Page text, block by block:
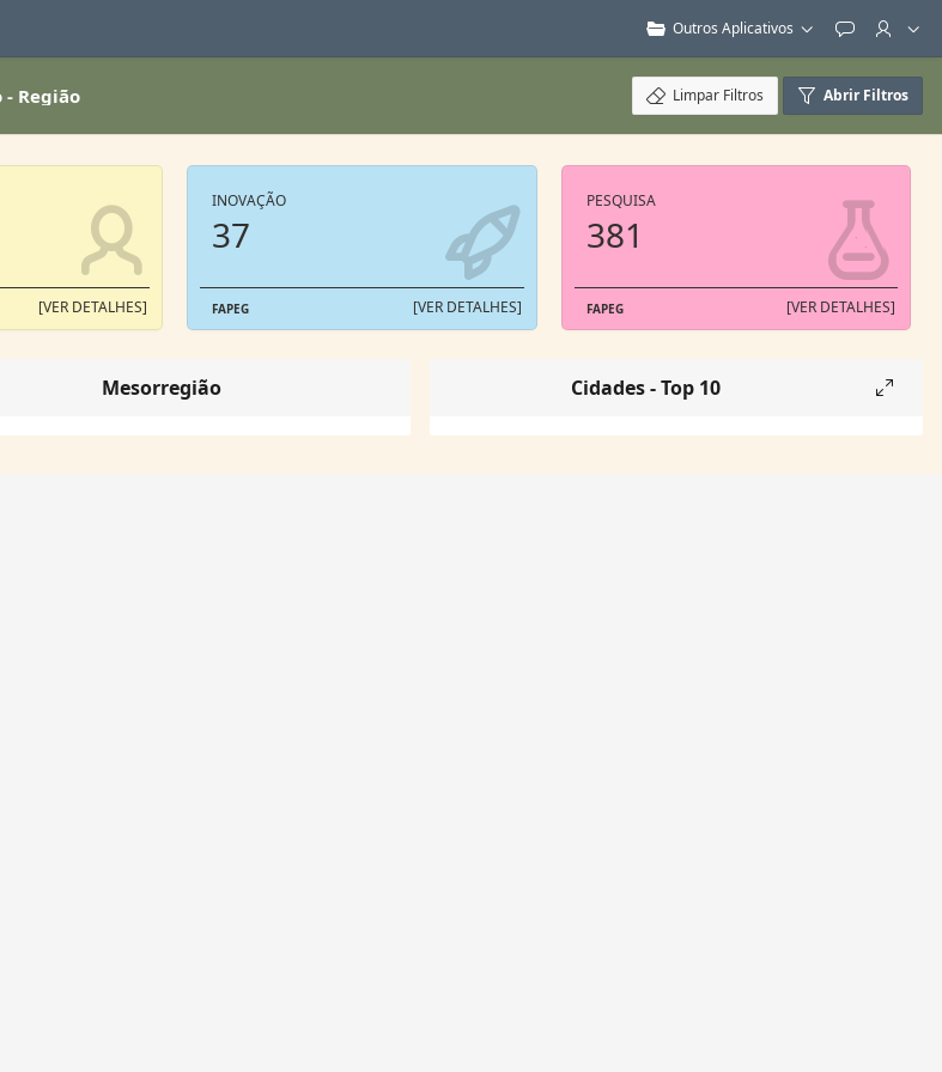
Outros Aplicativos Feedback
Região Limpar Filtros Abrir Filtros
[VER DETALHES]
INOVAÇÃO
37
FAPEG [VER DETALHES]
PESQUISA
381
FAPEG [VER DETALHES]
Mesorregião Cidades - Top 10